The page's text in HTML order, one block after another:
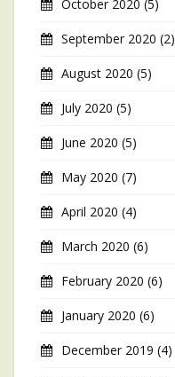
October 2020 (5)
September 2020 (2)
August 2020 (5)
July 2020 (5)
June 2020 (5)
May 2020 (7)
April 2020 (4)
March 2020 (6)
February 2020 (6)
January 2020 (6)
December 2019 (4)